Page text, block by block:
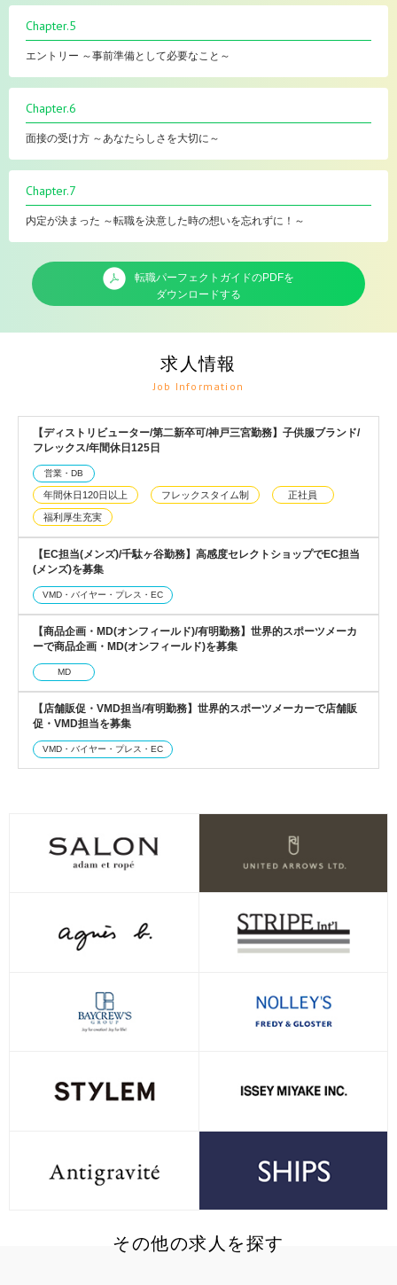
Chapter.5
エントリー ～事前準備として必要なこと～
Chapter.6
面接の受け方 ～あなたらしさを大切に～
Chapter.7
内定が決まった ～転職を決意した時の想いを忘れずに！～
転職パーフェクトガイドのPDFを
ダウンロードする
求人情報
Job Information
【ディストリビューター/第二新卒可/神戸三宮勤務】子供服ブランド/
フレックス/年間休日125日
営業・DB
年間休日120日以上 フレックスタイム制 正社員
福利厚生充実
【EC担当(メンズ)/千駄ヶ谷勤務】高感度セレクトショップでEC担当
(メンズ)を募集
VMD・バイヤー・プレス・EC
【商品企画・MD(オンフィールド)/有明勤務】世界的スポーツメーカ
ーで商品企画・MD(オンフィールド)を募集
MD
【店舗販促・VMD担当/有明勤務】世界的スポーツメーカーで店舗販
促・VMD担当を募集
VMD・バイヤー・プレス・EC
その他の求人を探す